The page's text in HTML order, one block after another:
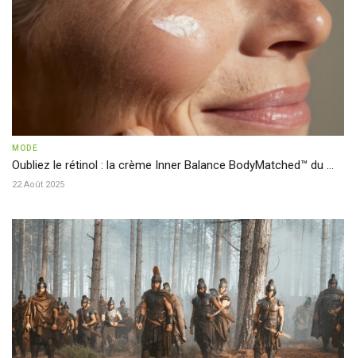
MODE
Oubliez le rétinol : la crème Inner Balance BodyMatched™ du ...
22 Août 2025